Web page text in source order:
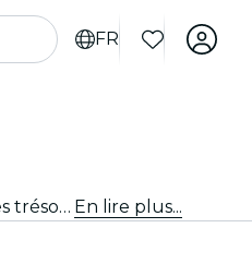
FR
Expérimente San Diego comme jamais auparavant avec des tours de la ville et des forfaits de visite. En explorant les lieux emblématiques, les trésors cachés et les points incontournables locaux de San Diego, tu découvriras les histoires qui donnent vie à la ville. En lire plus...